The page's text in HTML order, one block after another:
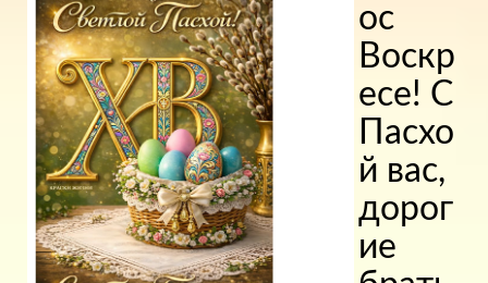
ос
Воскр
есе! С
Пасхо
й вас,
дорог
ие